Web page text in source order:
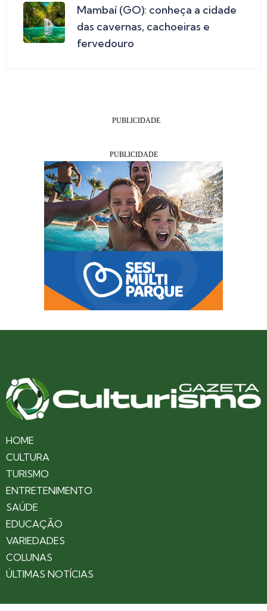
Mambaí (GO): conheça a cidade
das cavernas, cachoeiras e
fervedouro
HOME
CULTURA
TURISMO
ENTRETENIMENTO
SAÚDE
EDUCAÇÃO
VARIEDADES
COLUNAS
ÚLTIMAS NOTÍCIAS